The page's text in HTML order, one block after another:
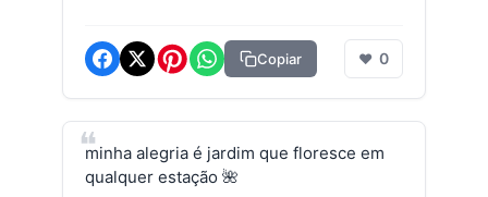
Copiar ❤ 0
minha alegria é jardim que floresce em
qualquer estação 🌺